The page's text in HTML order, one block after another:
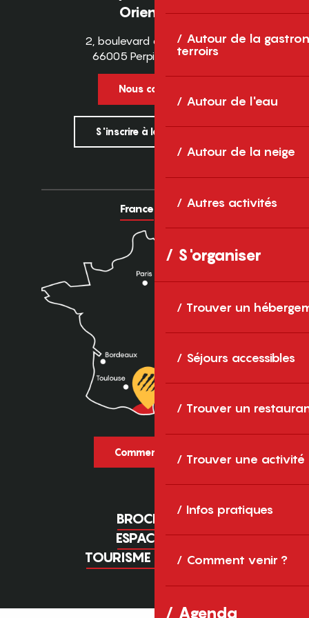
Autour de la
terroirs
Autour de l'eau
Autour de la neige
Autres activités
S'organiser
Trouver un
Séjours accessibles
Trouver un
Trouver une activité
Infos pratiques
Comment venir ?
Agenda
Orientales
2, boulevard des Pyrénées
66005 Perpignan Cedex
Nous contacter
S'inscrire à la newsletter
France Europe
Comment venir ?
BROCHURES
ESPACE PRO
TOURISME D'AFFAIRES